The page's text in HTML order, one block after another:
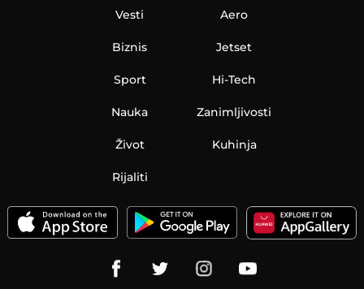
Vesti
Biznis
Sport
Nauka
Aero
Jetset
Hi-Tech
Zanimljivosti
Život Kuhinja
Rijaliti